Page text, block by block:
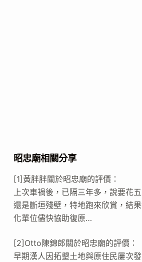
昭忠廟相關分享
[1]黃胖胖關於昭忠廟的評價：
上次車禍後，已隔三年多，說要花
還是斷垣殘壁，特地跑來欣賞，結
化單位儘快協助復原…
[2]Otto陳錦郎關於昭忠廟的評價：
早期漢人因拓墾土地與原住民屢次